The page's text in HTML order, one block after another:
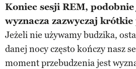
Koniec sesji REM,
wyznacza zazwyczaj
Jeżeli nie używamy budzika,
danej nocy często kończy nasz
moment przebudzenia jest